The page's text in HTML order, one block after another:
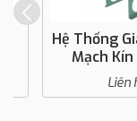
Hệ Thống
Mạch Kín
Liên hệ